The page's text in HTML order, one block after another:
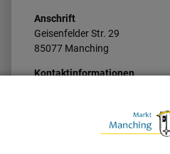
Anschrift
Geisenfelder Str. 29
85077 Manching
Kontaktinformationen